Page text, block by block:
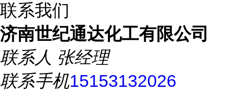
联系我们
济南世纪通达化工有限公司
联系人 张经理
联系手机15153132026